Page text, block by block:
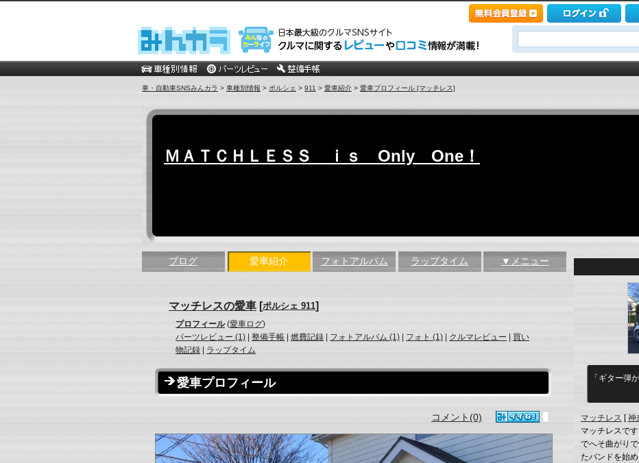
車・自動車SNSみんカラ > 車種別情報 > ポルシェ > 911 > 愛車紹介 > 愛車プロフィール [マッチレス]
ＭＡＴＣＨＬＥＳＳ ｉｓ Only One！
ブログ 愛車紹介 フォトアルバム ラップタイム ▼メニュー
マッチレスの愛車 [ポルシェ 911]
プロフィール(愛車ログ)
パーツレビュー (1)
整備手帳 燃費記録 フォトアルバム (1) フォト (1) クルマレビュー
買い
物記録
ラップタイム
愛車プロフィール
コメント(0)
「ギター弾
マッチレス [神
マッチレスで
でへそ曲がり
たバンドを始